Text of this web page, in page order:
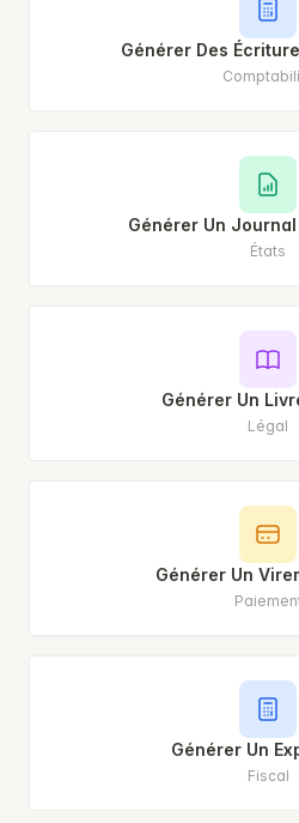
Générer Des
Générer Un
États
Générer Un
Légal
Générer Un
Générer Un
Fiscal